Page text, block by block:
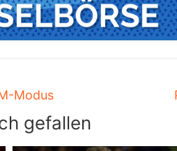
Modus
gefallen